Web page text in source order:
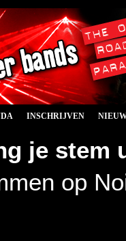
INSCHRIJVEN
je stem
op